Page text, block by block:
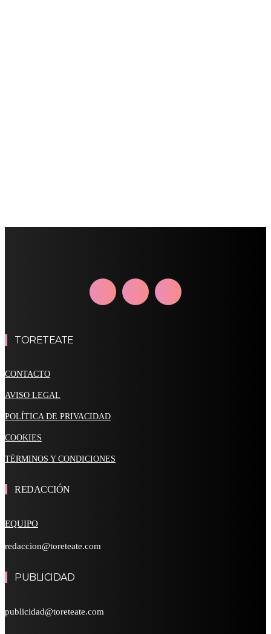
TORETEATE
CONTACTO
AVISO LEGAL
POLÍTICA DE PRIVACIDAD
COOKIES
TÉRMINOS Y CONDICIONES
REDACCIÓN
EQUIPO
redaccion@toreteate.com
PUBLICIDAD
publicidad@toreteate.com